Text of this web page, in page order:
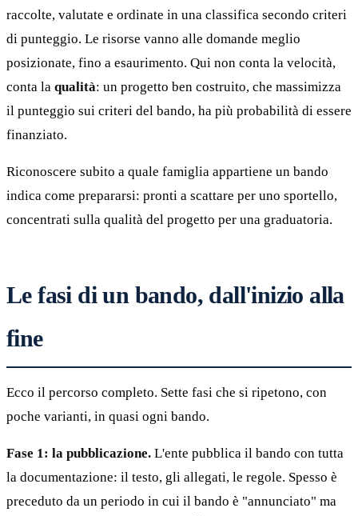
raccolte, valutate e ordinate in una classifica secondo criteri
di punteggio. Le risorse vanno alle domande meglio
posizionate, fino a esaurimento. Qui non conta la velocità,
conta la qualità: un progetto ben costruito, che massimizza
il punteggio sui criteri del bando, ha più probabilità di essere
finanziato.
Riconoscere subito a quale famiglia appartiene un bando
indica come prepararsi: pronti a scattare per uno sportello,
concentrati sulla qualità del progetto per una graduatoria.
Le fasi di un bando, dall'inizio alla
fine
Ecco il percorso completo. Sette fasi che si ripetono, con
poche varianti, in quasi ogni bando.
Fase 1: la pubblicazione. L'ente pubblica il bando con tutta
la documentazione: il testo, gli allegati, le regole. Spesso è
preceduto da un periodo in cui il bando è "annunciato" ma